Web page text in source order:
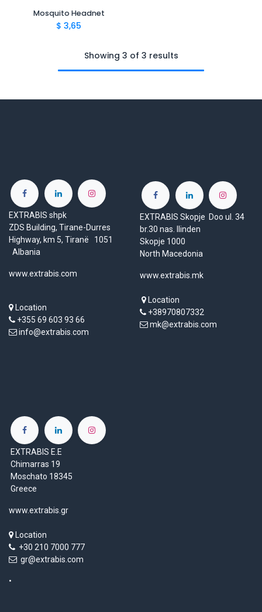
Mosquito Headnet
$ 3,65
Showing 3 of 3 results
EXTRABIS shpk
ZDS Building, Tirane-Durres
Highway, km 5, Tiranë 1051
Albania
www.extrabis.com
Location
+355 69 603 93 66
info@extrabis.com
EXTRABIS Skopje Doo ul. 34
br.30 nas. Ilinden
Skopje 1000
North Macedonia
www.extrabis.mk
Location
+38970807332
mk@extrabis.com
EXTRABIS E.E
Chimarras 19
Moschato 18345
Greece
www.extrabis.gr
Location
+30 210 7000 777
gr@extrabis.com